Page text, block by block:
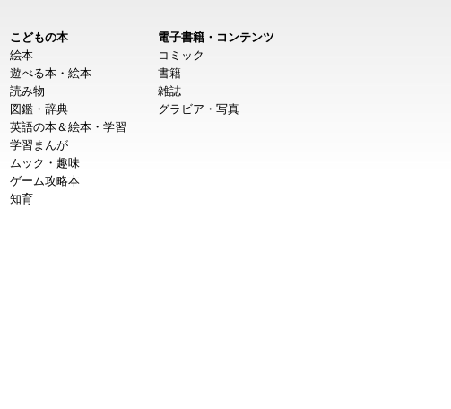
こどもの本
絵本
遊べる本・絵本
読み物
図鑑・辞典
英語の本＆絵本・学習
学習まんが
ムック・趣味
ゲーム攻略本
知育
電子書籍・コンテンツ
コミック
書籍
雑誌
グラビア・写真